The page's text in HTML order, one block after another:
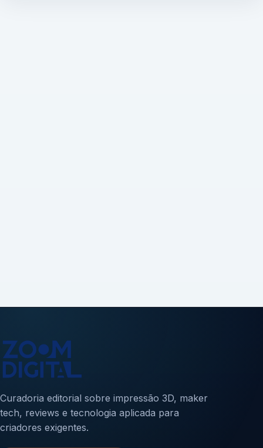
Curadoria editorial sobre impressão 3D, maker
tech, reviews e tecnologia aplicada para
criadores exigentes.